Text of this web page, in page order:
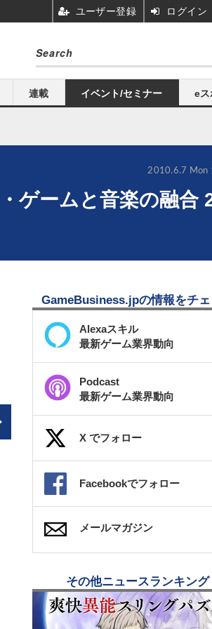
連載 イベント/セミナー eス
ゲームと音楽の融合
2010.6.7 Mon
GameBusiness.jpの情報をチェ
Alexaスキル
最新ゲーム業界動向
Podcast
最新ゲーム業界動向
X でフォロー
Facebookでフォロー
メールマガジン
その他ニュースランキング
ユーザー登録 ログイン